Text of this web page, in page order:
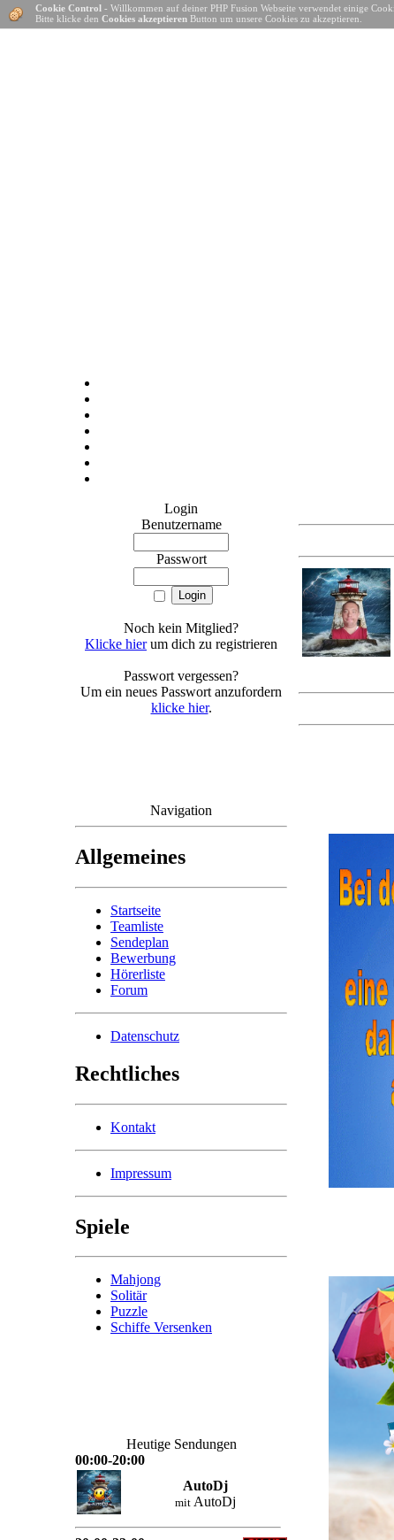
Login
Benutzername
Passwort
Noch kein Mitglied?
Klicke hierum dich zu registrieren
Passwort vergessen?
Um ein neues Passwort anzufordern
klicke hier.
Navigation
Allgemeines
Startseite
Teamliste
Sendeplan
Bewerbung
Hörerliste
Forum
Datenschutz
Rechtliches
Kontakt
Impressum
Spiele
Mahjong
Solitär
Puzzle
Schiffe Versenken
Heutige Sendungen
00:00-20:00
AutoDj
mitAutoDj
Cookie Control - Willkommen auf deiner PHP Fusion Webseite verwendet einige
Bitte klicke den Cookies akzeptieren Button um unsere Cookies zu akzeptieren.